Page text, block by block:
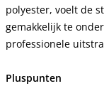
polyester, voelt de
gemakkelijk te
professionele
Pluspunten